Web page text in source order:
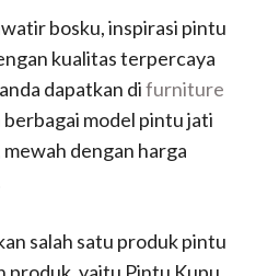
bosku, inspirasi pintu
kualitas terpercaya
dapatkan difurniture
berbagai model pintu jati
dengan harga
salah satu produk pintu